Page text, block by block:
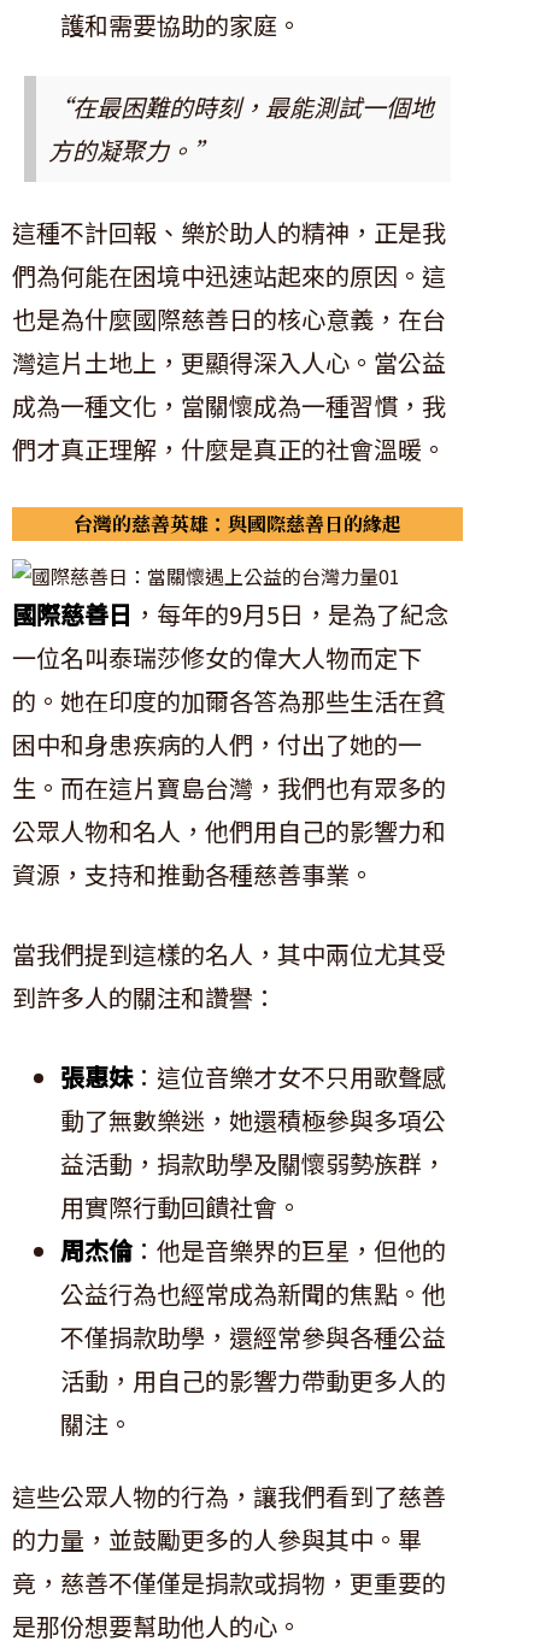
護和需要協助的家庭。
“在最困難的時刻，最能測試一個地
方的凝聚力。”
這種不計回報、樂於助人的精神，正是我
們為何能在困境中迅速站起來的原因。這
也是為什麼國際慈善日的核心意義，在台
灣這片土地上，更顯得深入人心。當公益
成為一種文化，當關懷成為一種習慣，我
們才真正理解，什麼是真正的社會溫暖。
台灣的慈善英雄：與國際慈善日的緣起
國際慈善日 ，每年的9月5日，是為了紀念
一位名叫泰瑞莎修女的偉大人物而定下
的。她在印度的加爾各答為那些生活在貧
困中和身患疾病的人們，付出了她的一
生。而在這片寶島台灣，我們也有眾多的
公眾人物和名人，他們用自己的影響力和
資源，支持和推動各種慈善事業。
當我們提到這樣的名人，其中兩位尤其受
到許多人的關注和讚譽：
張惠妹：這位音樂才女不只用歌聲感
動了無數樂迷，她還積極參與多項公
益活動，捐款助學及關懷弱勢族群，
用實際行動回饋社會。
周杰倫：他是音樂界的巨星，但他的
公益行為也經常成為新聞的焦點。他
不僅捐款助學，還經常參與各種公益
活動，用自己的影響力帶動更多人的
關注。
這些公眾人物的行為，讓我們看到了慈善
的力量，並鼓勵更多的人參與其中。畢
竟，慈善不僅僅是捐款或捐物，更重要的
是那份想要幫助他人的心。